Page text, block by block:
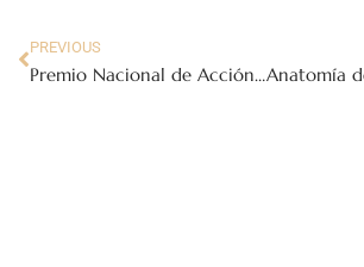
PREVIOUS
Premio Nacional de Acción Voluntaria y Solidaria 2014